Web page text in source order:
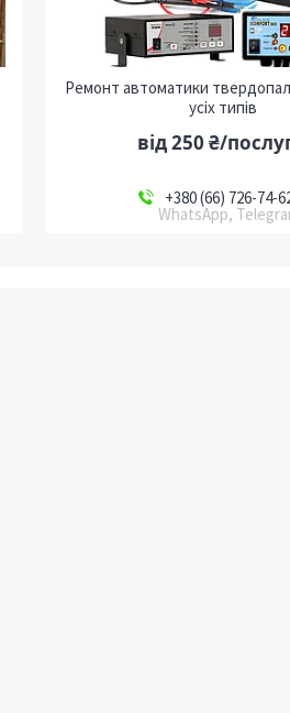
Ремонт автоматики
усіх типів
від 250 ₴/
+380 (66) 726-74-
WhatsApp,